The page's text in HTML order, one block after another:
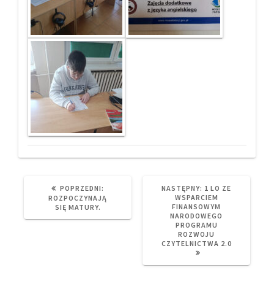
POPRZEDNI:
POST:
ROZPOCZYNAJĄ
SIĘ MATURY.
NASTĘPNY: NEXT
POST:
1 LO ZE
WSPARCIEM
FINANSOWYM
NARODOWEGO
PROGRAMU
ROZWOJU
CZYTELNICTWA 2.0